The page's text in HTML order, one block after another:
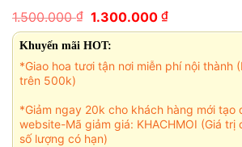
1.500.000₫ Giá
gốc
là:
1.500.000 ₫.
1.300.000 ₫Giá
hiện
1.300.000
Khuyến mãi HOT:
*Giao hoa tươi tận nơi miễn phí nội thành
trên 500k)
*Giảm ngay 20k cho khách hàng mới tạo
website-Mã giảm giá: KHACHMOI (Giá
số lượng có hạn)